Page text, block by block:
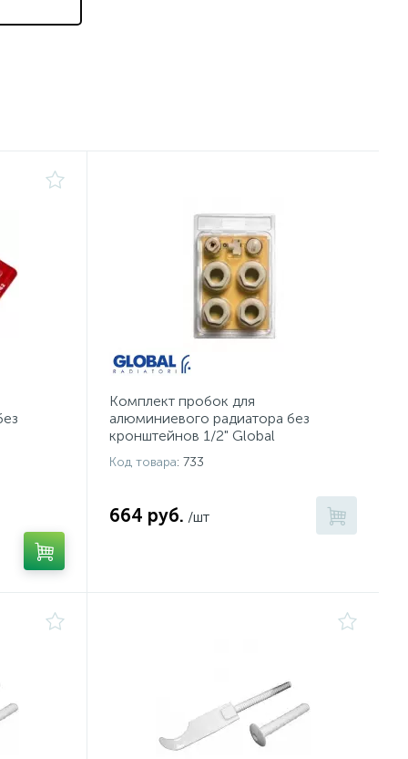
Комплект пробок для
алюминиевого радиатора без
кронштейнов 1/2" Global
Код товара: 733
664 руб. /шт